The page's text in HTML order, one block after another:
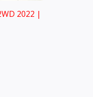
2022 |